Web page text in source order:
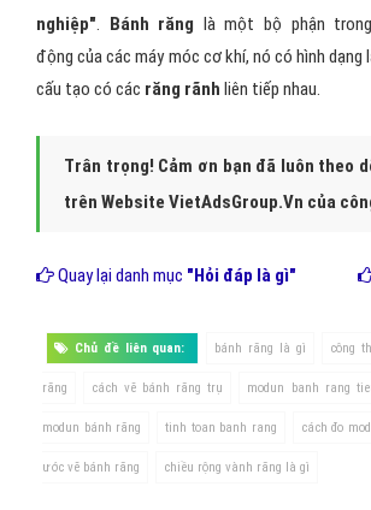
nghiệp". Bánh răng là một bộ phận
động của các máy móc cơ khí, nó có hình
cấu tạo có các răng rãnh liên tiếp nhau.
Trân trọng! Cảm ơn bạn đã luôn theo
trên Website VietAdsGroup.Vn của
Quay lại danh mục "Hỏi đáp là gì"
Chủ đề liên quan: bánh răng là gì công
răng cách vẽ bánh răng trụ modun banh rang
modun bánh răng tinh toan banh rang cách đo
ước vẽ bánh răng chiều rộng vành răng là gì